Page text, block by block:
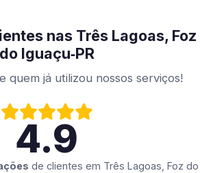
nas Três Lagoas, Foz
do Iguaçu‑PR
quem já utilizou nossos serviços!
4.9
de clientes em Três Lagoas, Foz do